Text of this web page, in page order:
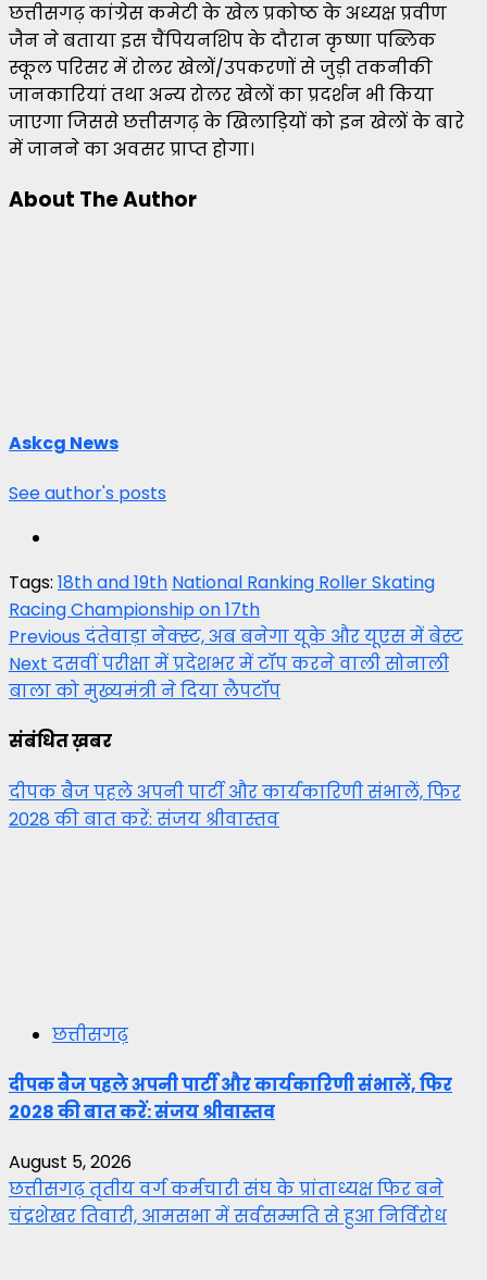
छत्तीसगढ़ कांग्रेस कमेटी के खेल प्रकोष्ठ के अध्यक्ष प्रवीण
जैन ने बताया इस चैंपियनशिप के दौरान कृष्णा पब्लिक
स्कूल परिसर में रोलर खेलों/उपकरणों से जुड़ी तकनीकी
जानकारियां तथा अन्य रोलर खेलों का प्रदर्शन भी किया
जाएगा जिससे छत्तीसगढ़ के खिलाड़ियों को इन खेलों के बारे
में जानने का अवसर प्राप्त होगा।
About The Author
Askcg News
See author's posts
Tags: 18th and 19th National Ranking Roller Skating
Racing Championship on 17th
Post
navigation
Previousदंतेवाड़ा नेक्स्ट, अब बनेगा यूके और यूएस में बेस्ट
Next दसवीं परीक्षा में प्रदेशभर में टॉप करने वाली सोनाली
बाला को मुख्यमंत्री ने दिया लैपटॉप
संबंधित ख़बर
दीपक बैज पहले अपनी पार्टी और कार्यकारिणी संभालें, फिर
2028 की बात करें: संजय श्रीवास्तव
छत्तीसगढ़
दीपक बैज पहले अपनी पार्टी और कार्यकारिणी संभालें, फिर
2028 की बात करें: संजय श्रीवास्तव
August 5, 2026
छत्तीसगढ़ तृतीय वर्ग कर्मचारी संघ के प्रांताध्यक्ष फिर बने
चंद्रशेखर तिवारी, आमसभा में सर्वसम्मति से हुआ निर्विरोध